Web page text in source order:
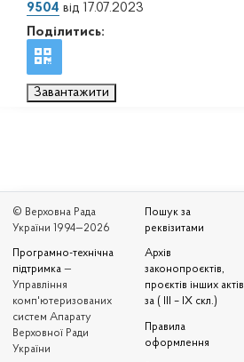
9504 від 17.07.2023
Поділитись:
Завантажити
© Верховна Рада
України 1994—2026
Програмно-технічна
підтримка —
Управління
комп'ютеризованих
систем Апарату
Верховної Ради
України
Пошук за
реквізитами
Архів
законопроєктів,
проєктів інших актів
за ( III – IX скл.)
Правила
оформлення